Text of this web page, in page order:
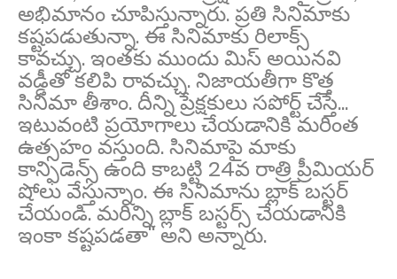
అభిమానం చూపిస్తున్నారు. ప్రతి సినిమాకు
కష్టపడుతున్నా. ఈ సినిమాకు రిలాక్స్
కావచ్చు. ఇంతకు ముందు మిస్ అయినవి
వడ్డీతో కలిపి రావచ్చు. నిజాయతీగా కొత్త
సినిమా తీశాం. దీన్ని ప్రేక్షకులు సపోర్ట్ చేస్తే...
ఇటువంటి ప్రయోగాలు చేయడానికి మరింత
ఉత్సహం వస్తుంది. సినిమాపై మాకు
కాన్ఫిడెన్స్ ఉంది కాబట్టి 24వ రాత్రి ప్రీమియర్
షోలు వేస్తున్నాం. ఈ సినిమాను బ్లాక్ బస్టర్
చేయండి. మరిన్ని బ్లాక్ బస్టర్స్ చేయడానికి
ఇంకా కష్టపడతా'' అని అన్నారు.